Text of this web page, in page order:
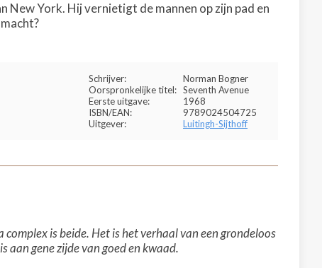
New York. Hij vernietigt de mannen op zijn pad en
Schrijver:
Norman Bogner
Oorspronkelijke titel: Seventh Avenue
Eerste uitgave:
1968
ISBN/EAN:
9789024504725
Uitgever:
Luitingh-Sijthoff
is beide. Het is het verhaal van een grondeloos
gene zijde van goed en kwaad.